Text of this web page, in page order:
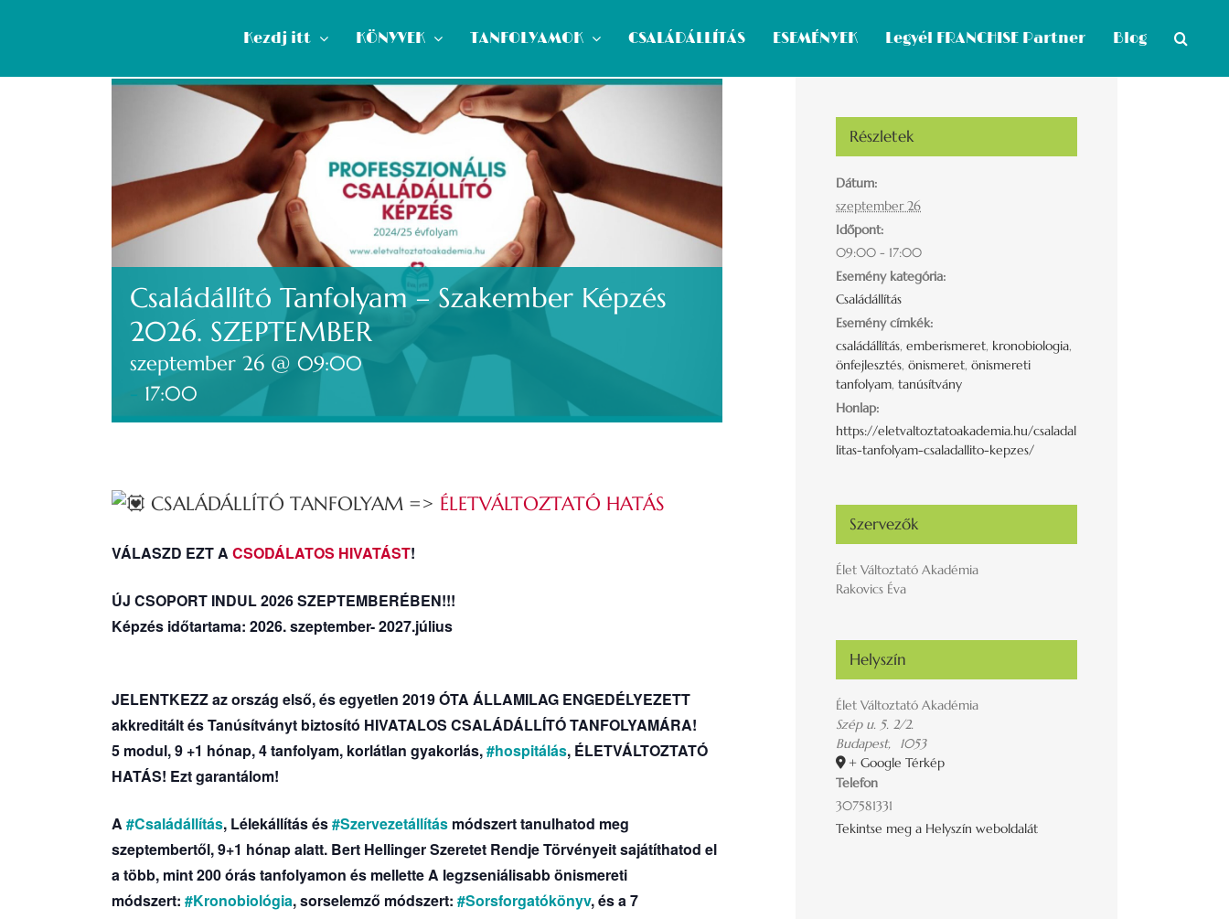
Kezdj itt
KÖNYVEK TANFOLYAMOK CSALÁDÁLLÍTÁS ESEMÉNYEK Legyél FRANCHISE Partner Blog
Családállító Tanfolyam – Szakember Képzés
2026. SZEPTEMBER
szeptember 26 @ 09:00
- 17:00
CSALÁDÁLLÍTÓ TANFOLYAM => ÉLETVÁLTOZTATÓ HATÁS
VÁLASZD EZT A CSODÁLATOS HIVATÁST!
ÚJ CSOPORT INDUL 2026 SZEPTEMBERÉBEN!!!
Képzés időtartama: 2026. szeptember- 2027.július
JELENTKEZZ az ország első, és egyetlen 2019 ÓTA ÁLLAMILAG ENGEDÉLYEZETT
akkreditált és Tanúsítványt biztosító HIVATALOS CSALÁDÁLLÍTÓ TANFOLYAMÁRA!
5 modul, 9 +1 hónap, 4 tanfolyam, korlátlan gyakorlás,#hospitálás, ÉLETVÁLTOZTATÓ
HATÁS! Ezt garantálom!
A #Családállítás, Lélekállítás és#Szervezetállítás módszert tanulhatod meg
szeptembertől, 9+1 hónap alatt. Bert Hellinger Szeretet Rendje Törvényeit sajátíthatod el
a több, mint 200 órás tanfolyamon és mellette A legzseniálisabb önismereti
módszert: #Kronobiológia, sorselemző módszert: #Sorsforgatókönyv, és a 7
Részletek
Dátum:
szeptember 26
Időpont:
09:00 - 17:00
Esemény kategória:
Családállítás
Esemény címkék:
családállítás, emberismeret, kronobiologia,
önfejlesztés, önismeret, önismereti
tanfolyam, tanúsítvány
Honlap:
https://eletvaltoztatoakademia.hu/csaladal
litas-tanfolyam-csaladallito-kepzes/
Szervezők
Élet Változtató Akadémia
Rakovics Éva
Helyszín
Élet Változtató Akadémia
Szép u. 5. 2/2.
Budapest,
1053
+ Google Térkép
Telefon
307581331
Tekintse meg a Helyszín weboldalát